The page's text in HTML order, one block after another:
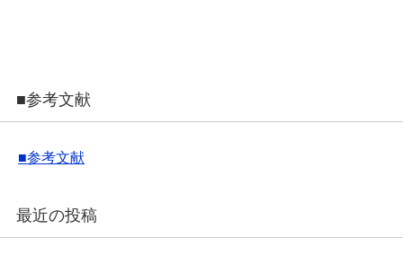
■参考文献
■参考文献
最近の投稿